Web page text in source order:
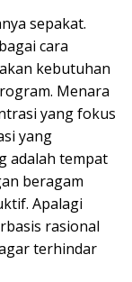
sepakat.
cara
kebutuhan
Menara
yang fokus
yang
adalah tempat
beragam
Apalagi
rasional
terhindar